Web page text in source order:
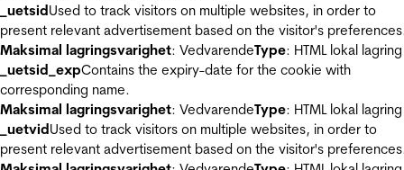
_uetsidUsed to track visitors on multiple websites, in order to
present relevant advertisement based on the visitor's
Maksimal lagringsvarighet: VedvarendeType: HTML lokal lagring
_uetsid_expContains the expiry-date for the cookie with
corresponding name.
Maksimal lagringsvarighet: VedvarendeType: HTML lokal lagring
_uetvidUsed to track visitors on multiple websites, in order to
present relevant advertisement based on the visitor's